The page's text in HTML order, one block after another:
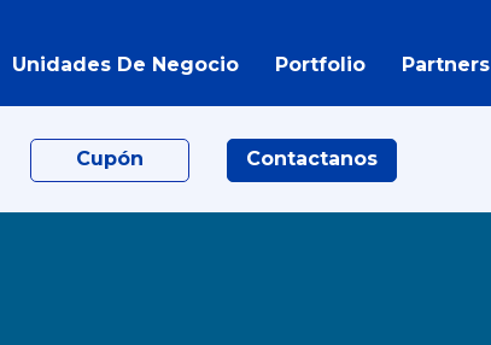
Unidades De Negocio Portfolio Partners
Cupón Contactanos